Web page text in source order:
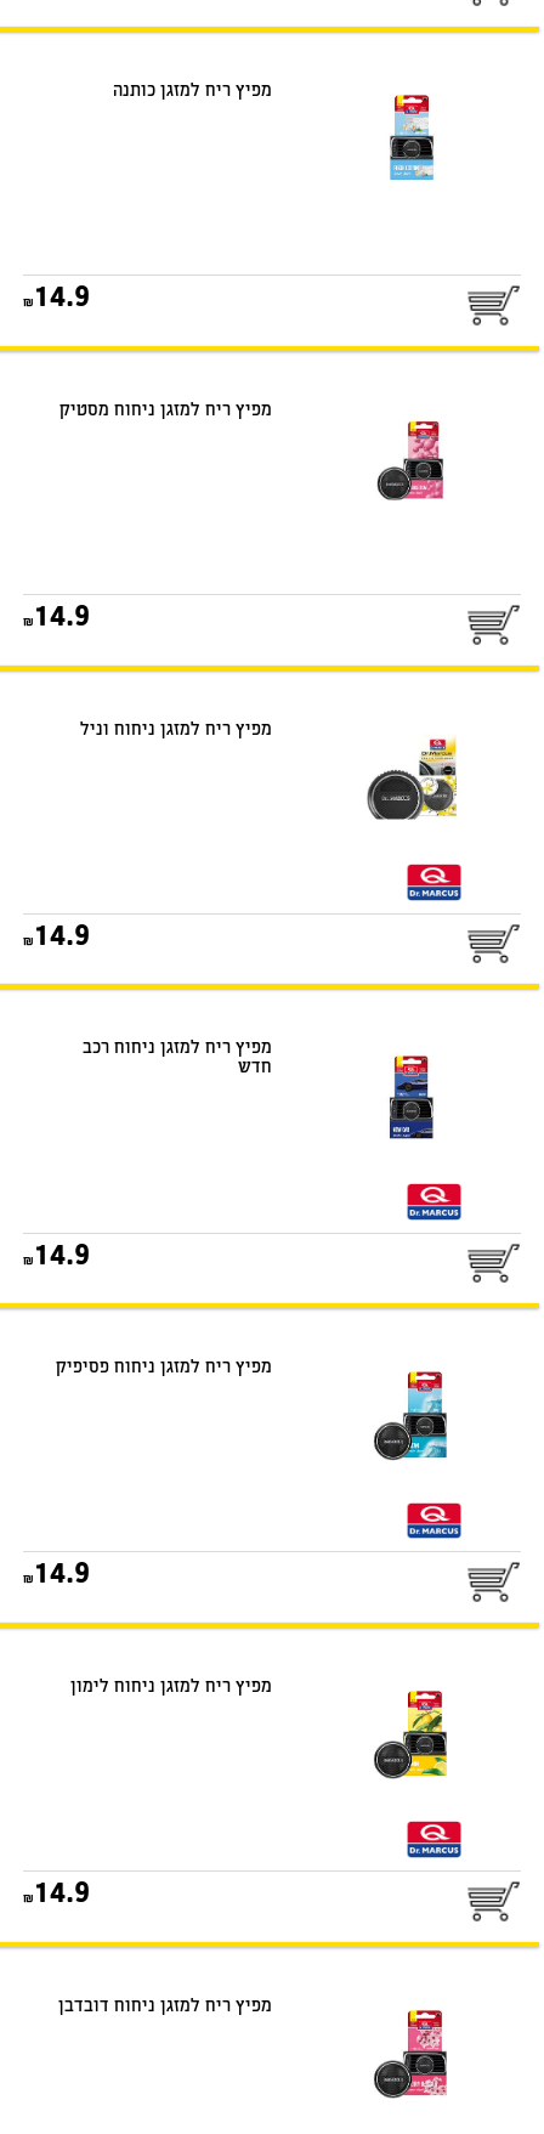
מפיץ ריח למזגן כותנה
25
14.9
מפיץ ריח למזגן ניחוח מסטיק
25
14.9
מפיץ ריח למזגן ניחוח וניל
25
14.9
מפיץ ריח למזגן ניחוח רכב
חדש
25
14.9
מפיץ ריח למזגן ניחוח פסיפיק
25
14.9
מפיץ ריח למזגן ניחוח לימון
25
14.9
מפיץ ריח למזגן ניחוח דובדבן